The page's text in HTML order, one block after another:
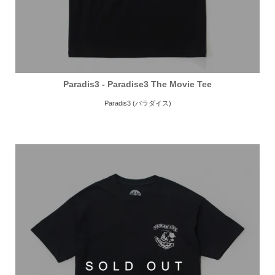
Paradis3 - Paradise3 The Movie Tee
Paradis3 (パラダイス)